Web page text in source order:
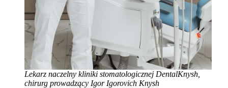
Lekarz naczelny kliniki stomatologicznej DentalKnysh,
chirurg prowadzący Igor Igorovich Knysh